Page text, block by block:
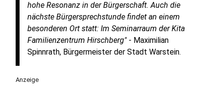
hohe Resonanz in der Bürgerschaft. Auch die
nächste Bürgersprechstunde findet an einem
besonderen Ort statt: Im Seminarraum der Kita
Familienzentrum Hirschberg"- Maximilian
Spinnrath, Bürgermeister der Stadt Warstein.
Anzeige